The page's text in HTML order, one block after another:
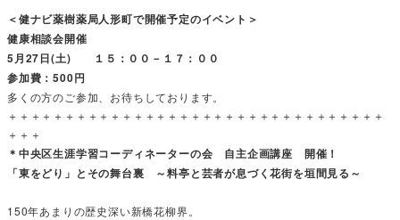
＜健ナビ薬樹薬局人形町で開催予定のイベント＞
健康相談会開催
5月27日(土) １５：００－１７：００
参加費：500円
多くの方のご参加、お待ちしております。
＋＋＋＋＋＋＋＋＋＋＋＋＋＋＋＋＋＋＋＋＋＋＋＋＋＋＋＋＋＋＋＋＋
＋＋＋
＊中央区生涯学習コーディネーターの会 自主企画講座 開催！
「東をどり」とその舞台裏 ～料亭と芸者が息づく花街を垣間見る～
150年あまりの歴史深い新橋花柳界。